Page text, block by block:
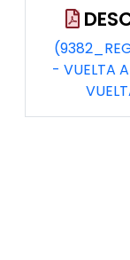
- VUELTA